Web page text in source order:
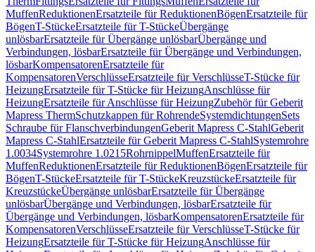
MuffenReduktionenErsatzteile für ReduktionenBögenErsatzteile für
BögenT-StückeErsatzteile für T-StückeÜbergänge
unlösbarErsatzteile für Übergänge unlösbarÜbergänge und
Verbindungen, lösbarErsatzteile für Übergänge und Verbindungen,
lösbarKompensatorenErsatzteile für
KompensatorenVerschlüsseErsatzteile für VerschlüsseT-Stücke für
HeizungErsatzteile für T-Stücke für HeizungAnschlüsse für
HeizungErsatzteile für Anschlüsse für HeizungZubehör für Geberit
Mapress ThermSchutzkappen für RohrendeSystemdichtungenSets
Schraube für FlanschverbindungenGeberit Mapress C-StahlGeberit
Mapress C-StahlErsatzteile für Geberit Mapress C-StahlSystemrohre
1.0034Systemrohre 1.0215RohrnippelMuffenErsatzteile für
MuffenReduktionenErsatzteile für ReduktionenBögenErsatzteile für
BögenT-StückeErsatzteile für T-StückeKreuzstückeErsatzteile für
KreuzstückeÜbergänge unlösbarErsatzteile für Übergänge
unlösbarÜbergänge und Verbindungen, lösbarErsatzteile für
Übergänge und Verbindungen, lösbarKompensatorenErsatzteile für
KompensatorenVerschlüsseErsatzteile für VerschlüsseT-Stücke für
HeizungErsatzteile für T-Stücke für HeizungAnschlüsse für